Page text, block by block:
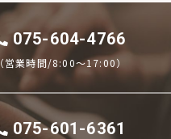
075-604-4766
（営業時間/8:00〜17:00）
075-601-6361